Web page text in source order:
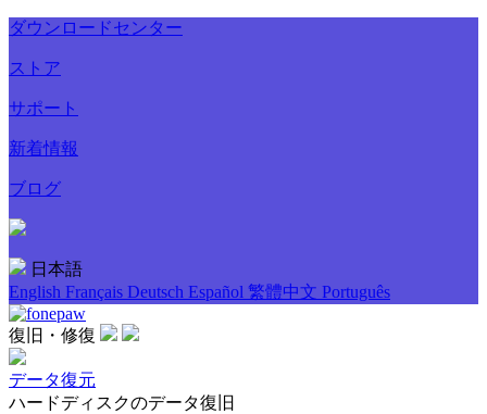
ダウンロードセンター
ストア
サポート
新着情報
ブログ
日本語
English Français Deutsch Español 繁體中文 Português
復旧・修復
データ復元
ハードディスクのデータ復旧